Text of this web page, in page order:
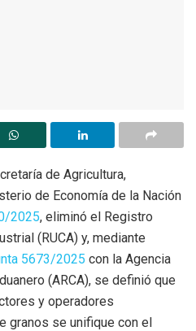
de Agricultura,
de Economía de la Nación
2025, eliminó el Registro
(RUCA) y, mediante
5673/2025 con la Agencia
(ARCA), se definió que
y operadores
granos se unifique con el